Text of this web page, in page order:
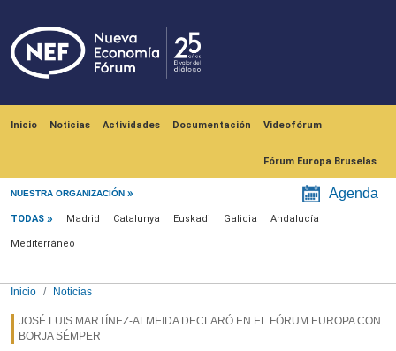
Inicio Noticias Actividades Documentación Videofórum
Fórum Europa Bruselas
NUESTRA ORGANIZACIÓN Agenda
Menú noticias
TODAS Madrid Catalunya Euskadi Galicia Andalucía
Mediterráneo
Inicio Noticias
JOSÉ LUIS MARTÍNEZ-ALMEIDA DECLARÓ EN EL FÓRUM EUROPA CON
BORJA SÉMPER